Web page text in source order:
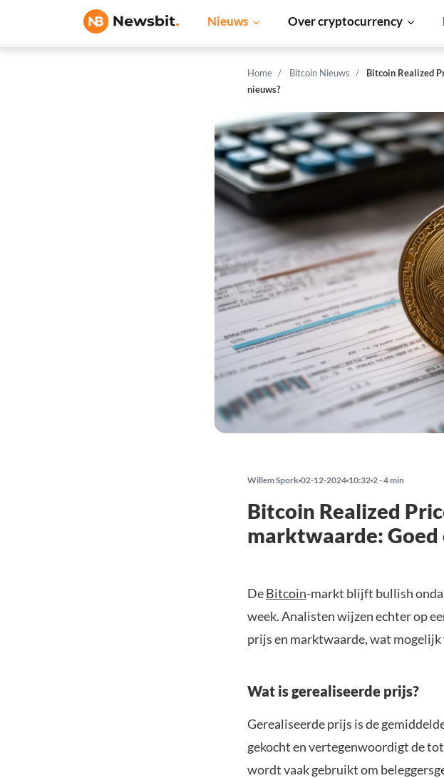
Nieuws Over cryptocurrency
Home Bitcoin Nieuws
Bitcoin Realized
nieuws?
Willem Spork 02-12-2024 10:32 2 - 4 min
Bitcoin Realized
marktwaarde: Goed
DeBitcoin-markt blijft bullish
week. Analisten wijzen echter op
prijs en marktwaarde, wat
Wat is gerealiseerde prijs?
Gerealiseerde prijs is de
gekocht en vertegenwoordigt de
wordt vaak gebruikt om